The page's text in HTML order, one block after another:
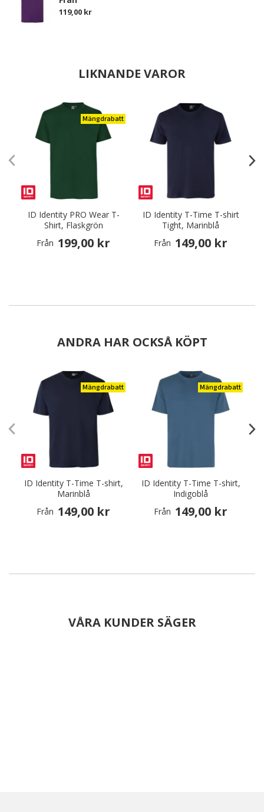
119,00 kr
LIKNANDE VAROR
Mängdrabatt
ID Identity PRO Wear T-
Shirt, Flaskgrön
Från 199,00 kr
ID Identity T-Time T-shirt
Tight, Marinblå
Från 149,00 kr
ANDRA HAR OCKSÅ KÖPT
Mängdrabatt
ID Identity T-Time T-shirt,
Marinblå
Från 149,00 kr
Mängdrabatt
ID Identity T-Time T-shirt,
Indigoblå
Från 149,00 kr
VÅRA KUNDER SÄGER